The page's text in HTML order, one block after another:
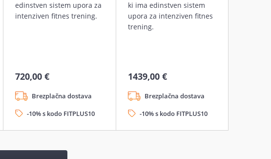
edinstven sistem upora za
intenziven fitnes trening.
720,00 €
Brezplačna dostava
-10% s kodo FITPLUS10
ki ima edinstven sistem
upora za intenziven fitnes
trening.
1439,00 €
Brezplačna dostava
-10% s kodo FITPLUS10